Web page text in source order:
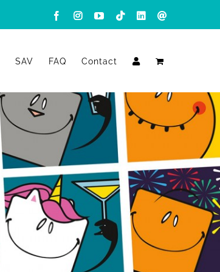
FacebookInstagram
YouTube
TiktokLinkedIn
SAV FAQ Contact